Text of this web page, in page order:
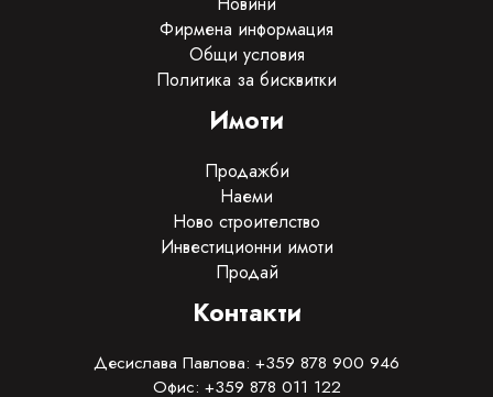
Фирмена информация
Общи условия
Политика за бисквитки
Имоти
Продажби
Наеми
Ново строителство
Инвестиционни имоти
Продай
Контакти
Десислава Павлова: +359 878 900 946
Офис: +359 878 011 122